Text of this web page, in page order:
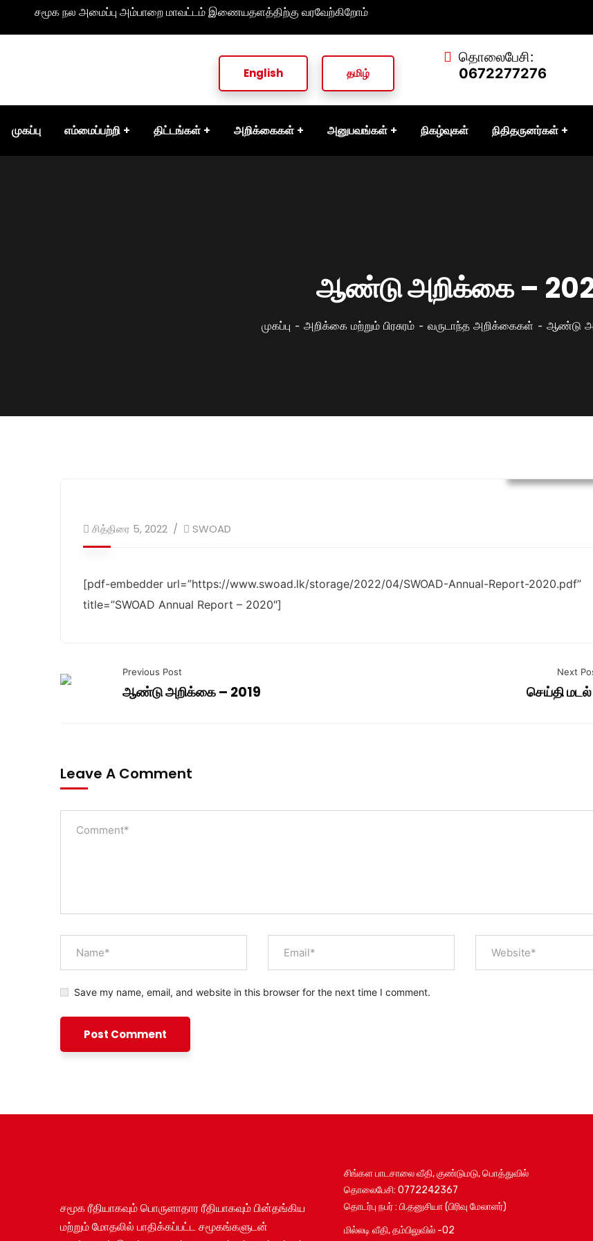
சமூக நல அமைப்பு அம்பாறை மாவட்டம் இணையதளத்திற்கு வரவேற்கிறோம்
English தமிழ்
தொலைபேசி:
0672277276
முகப்பு எம்மைப்பற்றி திட்டங்கள் அறிக்கைகள் அனுபவங்கள் நிகழ்வுகள் நிதிதருனர்கள்
ஆண்டு அறிக்கை –
முகப்பு அறிக்கை மற்றும் பிரசுரம் வருடாந்த அறிக்கைகள் ஆண்டு
சித்திரை 5, 2022 SWOAD
[pdf-embedder url=”https://www.swoad.lk/storage/2022/04/SWOAD-Annual-Report-2020.pdf”
title=”SWOAD Annual Report – 2020″]
Previous Post
ஆண்டு அறிக்கை – 2019
Next
செய்தி மடல்
Leave A Comment
Save my name, email, and website in this browser for the next time I comment.
சமூக ரீதியாகவும் பொருளாதார ரீதியாகவும் பின்தங்கிய
மற்றும் மோதலில் பாதிக்கப்பட்ட சமூகங்களுடன்
சிங்கள பாடசாலை வீதி, குண்டுமடு, பொத்துவில்
தொலைபேசி: 0772242367
தொடர்பு நபர் : பி.தனுசியா (பிரிவு மேலாளர்)
மில்லடி வீதி, தம்பிலுவில் -02